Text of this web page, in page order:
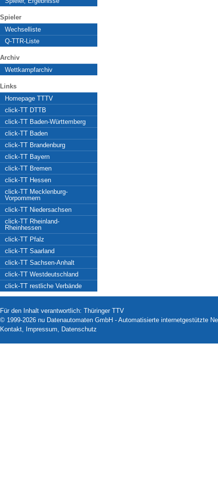
Spieler
Wechselliste
Q-TTR-Liste
Archiv
Wettkampfarchiv
Links
Homepage TTTV
click-TT DTTB
click-TT Baden-Württemberg
click-TT Baden
click-TT Brandenburg
click-TT Bayern
click-TT Bremen
click-TT Hessen
click-TT Mecklenburg-
Vorpommern
click-TT Niedersachsen
click-TT Rheinland-
Rheinhessen
click-TT Pfalz
click-TT Saarland
click-TT Sachsen-Anhalt
click-TT Westdeutschland
click-TT restliche Verbände
Für den Inhalt verantwortlich: Thüringer TTV
© 1999-2026 nu Datenautomaten GmbH - Automatisierte internetgestützte
Kontakt, Impressum, Datenschutz